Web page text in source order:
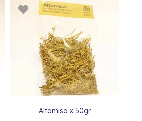
Altamisa x 50gr